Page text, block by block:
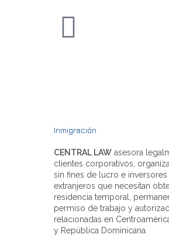
Inmigración
CENTRAL LAW asesora
clientes corporativos,
sin fines de lucro e inversores
extranjeros que necesitan
residencia temporal,
permiso de trabajo y
relacionadas en
y República Dominicana.